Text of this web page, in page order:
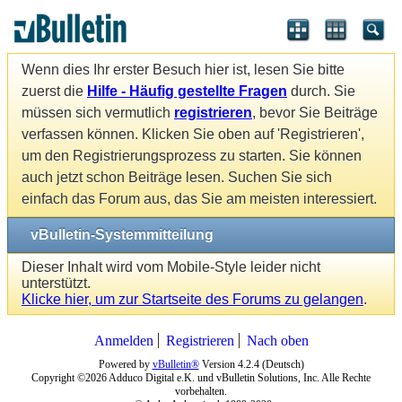
Wenn dies Ihr erster Besuch hier ist, lesen Sie bitte
zuerst die Hilfe - Häufig gestellte Fragen durch. Sie
müssen sich vermutlich registrieren, bevor Sie Beiträge
verfassen können. Klicken Sie oben auf 'Registrieren',
um den Registrierungsprozess zu starten. Sie können
auch jetzt schon Beiträge lesen. Suchen Sie sich
einfach das Forum aus, das Sie am meisten interessiert.
vBulletin-Systemmitteilung
Dieser Inhalt wird vom Mobile-Style leider nicht
unterstützt.
Klicke hier, um zur Startseite des Forums zu gelangen.
Anmelden Registrieren Nach oben
Powered by vBulletin®Version 4.2.4 (Deutsch)
Copyright ©2026 Adduco Digital e.K. und vBulletin Solutions, Inc. Alle Rechte
vorbehalten.